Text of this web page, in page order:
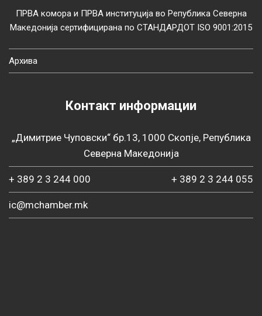
ПРВА комора и ПРВА институција во Република Северна
Македонија сертифицирана по СТАНДАРДОТ ISO 9001:2015
Архива
Контакт информации
„Димитрие Чуповски“ бр.13, 1000 Скопје, Република
Северна Македонија
+ 389 2 3 244 000 + 389 2 3 244 055
ic@mchamber.mk